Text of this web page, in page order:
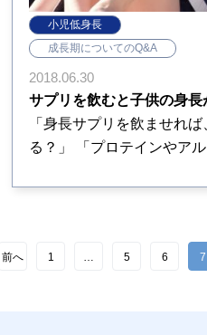
小児低身長
成長期についてのQ&A
2018.06.30
サプリを飲むと子供の身長
「身長サプリを飲ませれ
る？」 「プロテインやア
前へ 1 … 5 6 7